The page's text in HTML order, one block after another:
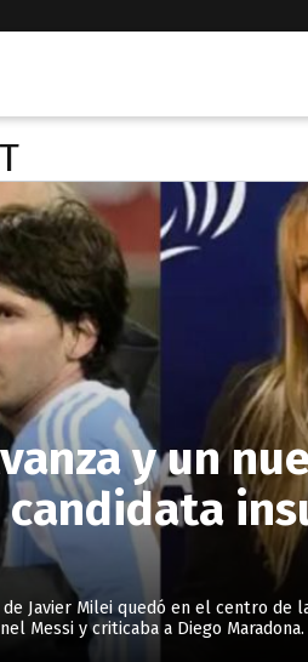
y un
Javier Milei quedó en el centro de
Messi y criticaba a Diego Maradona.